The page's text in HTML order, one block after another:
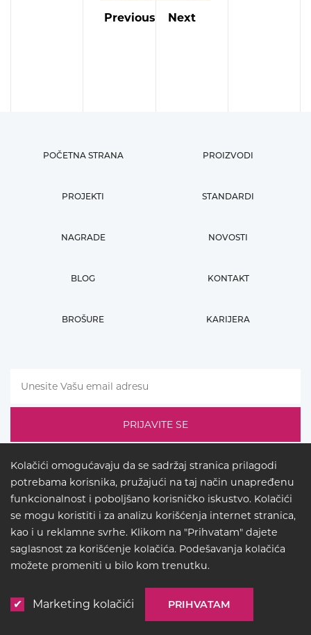
Previous Next
POČETNA STRANA PROIZVODI
PROJEKTI STANDARDI
NAGRADE NOVOSTI
BLOG KONTAKT
BROŠURE KARIJERA
LEGAL
Kolačići omogućavaju da se sadržaj stranica prilagodi
potrebama korisnika, pružajući na taj način unapređenu
funkcionalnost i poboljšano korisničko iskustvo. Kolačići
se mogu koristiti i za analizu korišćenja internet stranica,
kao i u reklamne svrhe. Klikom na "Prihvatam" dajete
saglasnost za korišćenje kolačića. Podešavanja kolačića
možete promeniti u bilo kom trenutku.
Marketing kolačići PRIHVATAM